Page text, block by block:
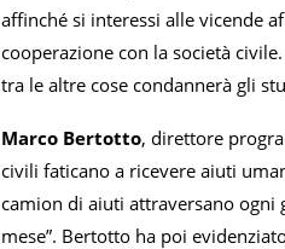
affinché si interessi alle vicende
cooperazione con la società
tra le altre cose condannerà gli
Marco Bertotto, direttore
civili faticano a ricevere aiuti
camion di aiuti attraversano ogni
mese”. Bertotto ha poi